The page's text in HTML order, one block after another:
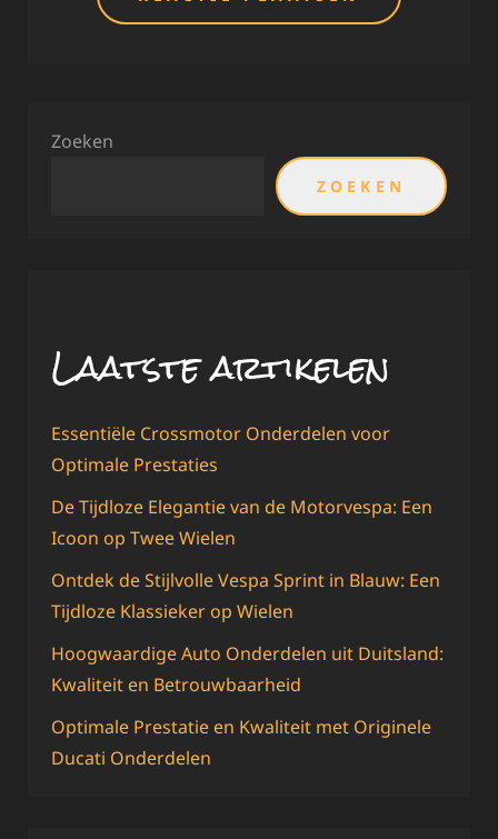
Zoeken
ZOEKEN
Laatste artikelen
Essentiële Crossmotor Onderdelen voor
Optimale Prestaties
De Tijdloze Elegantie van de Motorvespa: Een
Icoon op Twee Wielen
Ontdek de Stijlvolle Vespa Sprint in Blauw: Een
Tijdloze Klassieker op Wielen
Hoogwaardige Auto Onderdelen uit Duitsland:
Kwaliteit en Betrouwbaarheid
Optimale Prestatie en Kwaliteit met Originele
Ducati Onderdelen